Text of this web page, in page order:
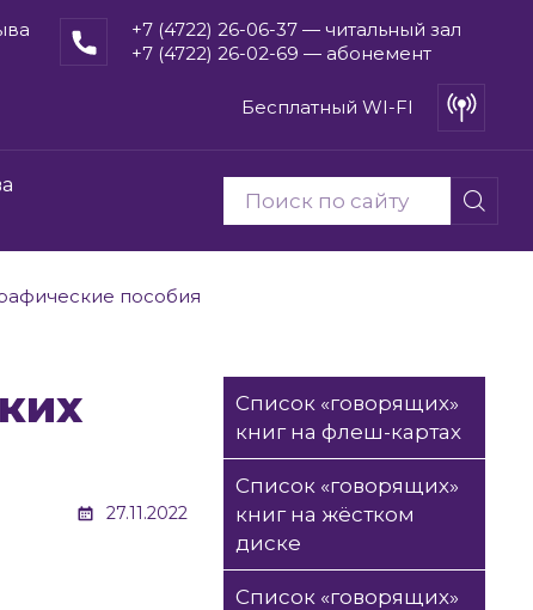
+7 (4722) 26-06-37 — читальный зал
+7 (4722) 26-02-69 — абонемент
Бесплатный WI-FI
пособия
27.11.2022
Список «говорящих»
книг на флеш-картах
Список «говорящих»
книг на жёстком
диске
Список «говорящих»